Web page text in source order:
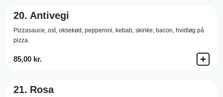
20. Antivegi
Pizzasauce, ost, oksekød, pepperoni, kebab, skinke, bacon, hvidløg på
pizza.
85,00 kr.
21. Rosa